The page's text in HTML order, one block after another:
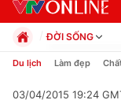
ĐỜI SỐNG
Chính trị
Pháp luật
Du lịch Làm đẹp
03/04/2015 19:24